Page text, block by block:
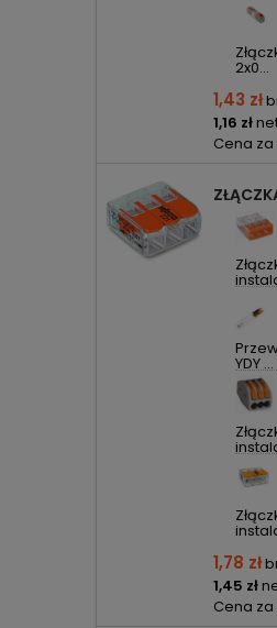
2x0...
1,43 zł
1,16 zł
Cena za
YDY ...
1,78 zł
1,45 zł
Cena za